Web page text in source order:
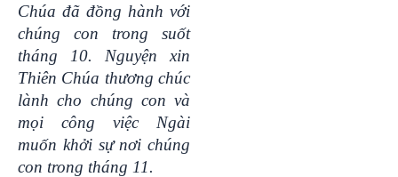
Chúa đã đồng hành với
chúng con trong suốt
tháng 10. Nguyện xin
Thiên Chúa thương chúc
lành cho chúng con và
mọi công việc Ngài
muốn khởi sự nơi chúng
con trong tháng 11.